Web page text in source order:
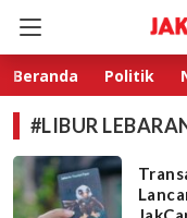
Beranda Politik
#LIBUR